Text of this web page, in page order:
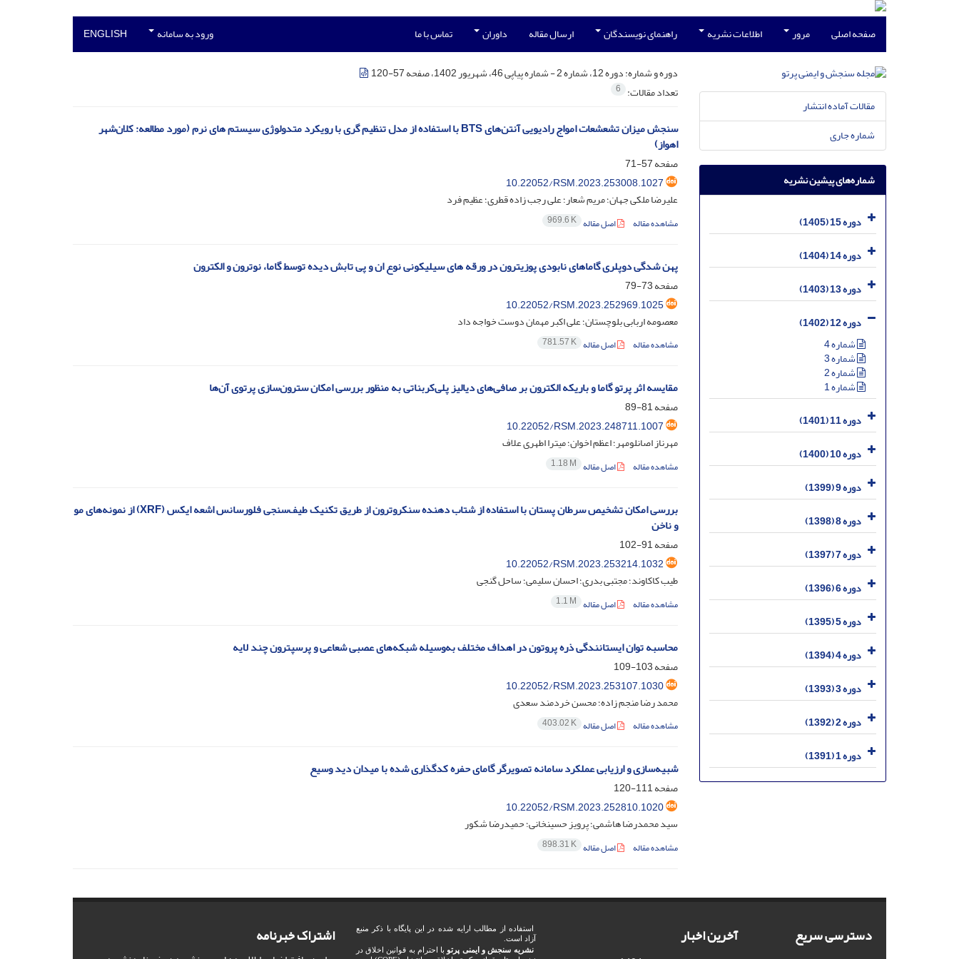
صفحه اصلی مرور اطلاعات نشریه راهنمای نویسندگان ارسال مقاله داوران تماس با ما ورود به سامانه ENGLISH
دوره و شماره:دوره 12، شماره 2 - شماره پیاپی 46، شهریور 1402، صفحه 57-120
تعداد مقالات: 6
سنجش میزان تشعشعات امواج رادیویی آنتن‌های BTS با استفاده از مدل تنظیم گری با رویکرد متدولوژی سیستم های نرم (مورد مطالعه: کلان‌شهر
اهواز)
صفحه57-71
10.22052/RSM.2023.253008.1027
علیرضا ملکی جهان؛ مریم شعار؛ علی رجب زاده قطری؛ عظیم فرد
مشاهده مقاله اصل مقاله 969.6 K
پهن شدگی دوپلری گاماهای نابودی پوزیترون در ورقه های سیلیکونی نوع ان و پی تابش دیده توسط گاما، نوترون و الکترون
صفحه73-79
10.22052/RSM.2023.252969.1025
معصومه اربابی بلوچستان؛ علی اکبر مهمان دوست خواجه داد
مشاهده مقاله اصل مقاله 781.57 K
مقایسه اثر پرتو گاما و باریکه الکترون بر صافی‌های دیالیز پلی‌کربناتی به منظور بررسی امکان سترون‌سازی پرتوی آن‌ها
صفحه81-89
10.22052/RSM.2023.248711.1007
مهرناز اصانلومهر؛ اعظم اخوان؛ میترا اطهری علاف
مشاهده مقاله اصل مقاله 1.18 M
بررسی امکان تشخیص سرطان پستان با استفاده از شتاب دهنده سنکروترون از طریق تکنیک طیف‌سنجی فلورسانس اشعه ایکس (XRF) از نمونه‌های مو
و ناخن
صفحه91-102
10.22052/RSM.2023.253214.1032
طیب کاکاوند؛ مجتبی بدری؛ احسان سلیمی؛ ساحل گنجی
مشاهده مقاله اصل مقاله 1.1 M
محاسبه توان ایستانندگی ذره پروتون در اهداف مختلف به‌وسیله شبکه‌های عصبی شعاعی و پرسپترون چند لایه
صفحه103-109
10.22052/RSM.2023.253107.1030
محمد رضا منجم زاده؛ محسن خردمند سعدی
مشاهده مقاله اصل مقاله 403.02 K
شبیه‌سازی و ارزیابی عملکرد سامانه تصویرگر گامای حفره‌ کدگذاری شده با میدان دید وسیع
صفحه111-120
10.22052/RSM.2023.252810.1020
سید محمدرضا هاشمی؛ پرویز حسینخانی؛ حمیدرضا شکور
مشاهده مقاله اصل مقاله 898.31 K
مقالات آماده انتشار
شماره جاری
شماره‌های پیشین نشریه
دوره 15 (1405)
دوره 14 (1404)
دوره 13 (1403)
دوره 12 (1402)
شماره 4
شماره 3
شماره 2
شماره 1
دوره 11 (1401)
دوره 10 (1400)
دوره 9 (1399)
دوره 8 (1398)
دوره 7 (1397)
دوره 6 (1396)
دوره 5 (1395)
دوره 4 (1394)
دوره 3 (1393)
دوره 2 (1392)
دوره 1 (1391)
دسترسی سریع آخرین اخبار
استفاده از مطالب ارایه شده در این پایگاه با ذکر منبع
آزاد است.
نشریه سنجش و ایمنی پرتو با احترام به قوانین اخلاق در
اشتراک خبرنامه